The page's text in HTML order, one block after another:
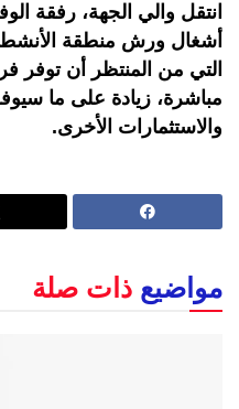
انتقل والي الجهة، رفقة
أشغال ورش منطقة الأنشطة
التي من المنتظر أن
مباشرة، زيادة على ما
والاستثمارات الأخرى.
مواضيع ذات صلة